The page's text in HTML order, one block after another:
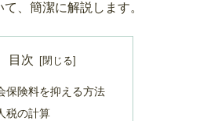
、簡潔に解説します。
目次
保険料を抑える方法
税の計算